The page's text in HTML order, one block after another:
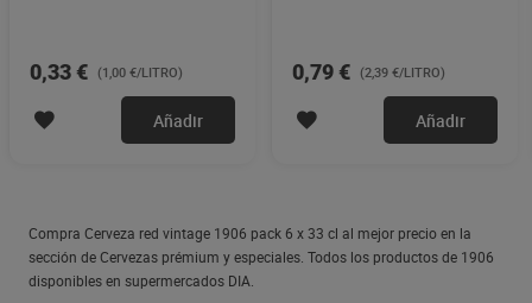
0,33 € (1,00 €/LITRO)
Añadir
0,79 € (2,39 €/LITRO)
Añadir
Compra Cerveza red vintage 1906 pack 6 x 33 cl al mejor precio en la
sección de Cervezas prémium y especiales. Todos los productos de 1906
disponibles en supermercados DIA.